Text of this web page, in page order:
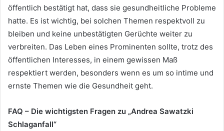
öffentlich bestätigt hat, dass sie gesundheitliche Probleme
hatte. Es ist wichtig, bei solchen Themen respektvoll zu
bleiben und keine unbestätigten Gerüchte weiter zu
verbreiten. Das Leben eines Prominenten sollte, trotz des
öffentlichen Interesses, in einem gewissen Maß
respektiert werden, besonders wenn es um so intime und
ernste Themen wie die Gesundheit geht.
FAQ – Die wichtigsten Fragen zu „Andrea Sawatzki
Schlaganfall“